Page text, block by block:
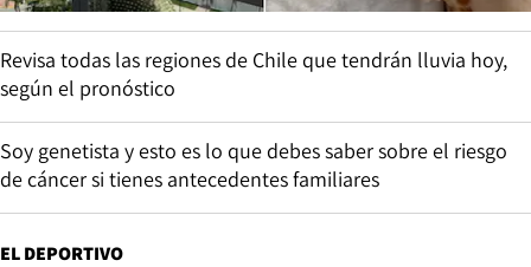
Revisa todas las regiones de Chile que tendrán lluvia hoy,
según el pronóstico
Soy genetista y esto es lo que debes saber sobre el riesgo
de cáncer si tienes antecedentes familiares
EL DEPORTIVO